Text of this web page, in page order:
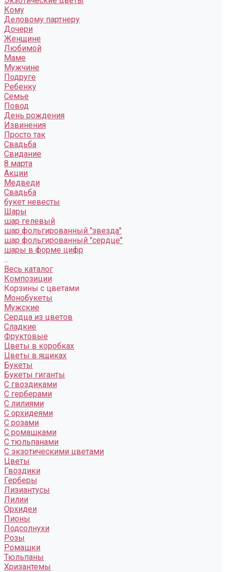
Кому
Деловому партнеру
Дочери
Женщине
Любимой
Маме
Мужчине
Подруге
Ребенку
Семье
Повод
День рождения
Извинения
Просто так
Свадьба
Свидание
8 марта
Акции
Медведи
Свадьба
букет невесты
Шары
шар гелевый
шар фольгированный "звезда"
шар фольгированный "сердце"
шары в форме цифр
...
Весь каталог
Композиции
Корзины с цветами
Монобукеты
Мужские
Сердца из цветов
Сладкие
Фруктовые
Цветы в коробках
Цветы в ящиках
Букеты
Букеты гиганты
С гвоздиками
С герберами
С лилиями
С орхидеями
С розами
С ромашками
С тюльпанами
С экзотическими цветами
Цветы
Гвоздики
Герберы
Лизиантусы
Лилии
Орхидеи
Пионы
Подсолнухи
Розы
Ромашки
Тюльпаны
Хризантемы